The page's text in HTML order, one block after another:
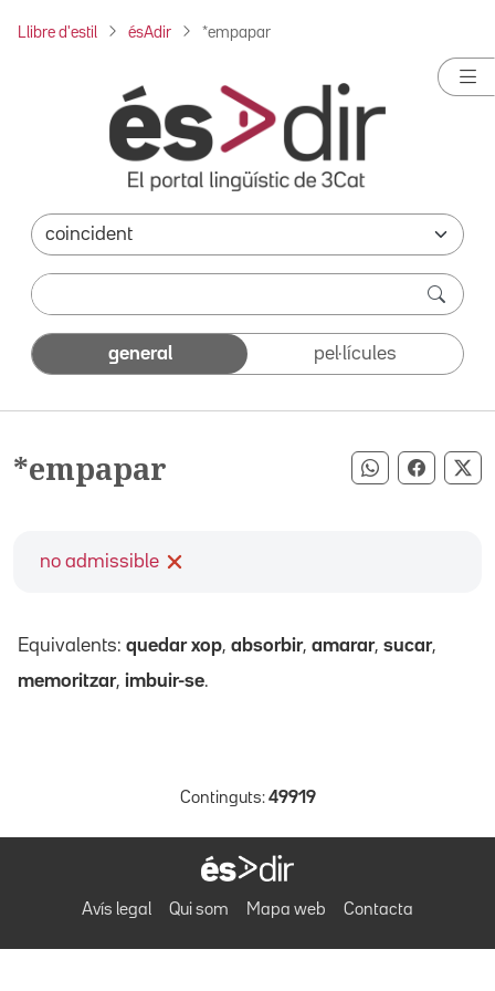
Llibre d'estil ésAdir *empapar
general pel·lícules
*empapar Compartir
no admissible
Equivalents: quedar xop, absorbir, amarar, sucar,
memoritzar, imbuir-se.
Continguts: 49919
Avís legal Qui som Mapa web Contacta